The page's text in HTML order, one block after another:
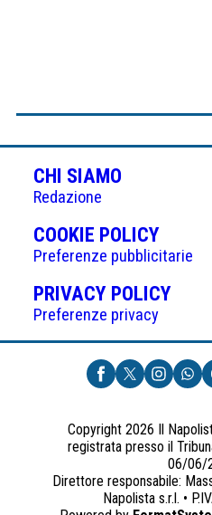
CHI SIAMO
Redazione
COOKIE POLICY(APRE
IN
UNA
NUOVA
Preferenze pubblicitarie
PRIVACY POLICY(APRE
UNA
Preferenze privacy
Copyright 2026 Il
registrata presso il
06/06/
Direttore responsabile:
Napolista s.r.l. •